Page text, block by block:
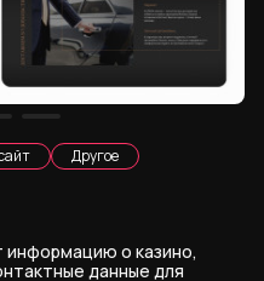
Другое
информацию о казино,
данные для